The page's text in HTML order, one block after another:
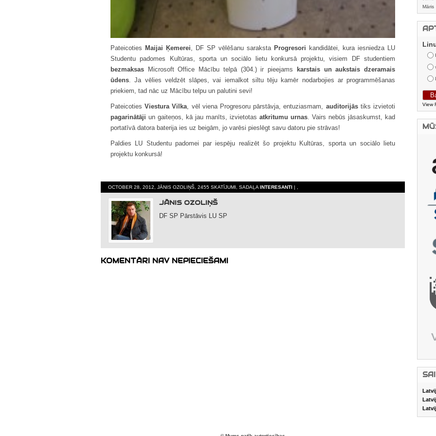
Pateicoties Maijai Ķemerei, DF SP vēlēšanu saraksta Progresori kandidātei, kura iesniedza LU
Studentu padomes Kultūras, sporta un sociālo lietu konkursā projektu, visiem DF studentiem
bezmaksas Microsoft Office Mācību telpā (304.) ir pieejams
karstais un aukstais dzeramais
ūdens. Ja vēlies veldzēt slāpes, vai iemalkot siltu tēju kamēr nodarbojies ar programmēšanas
priekiem, tad nāc uz Mācību telpu un palutini sevi!
PateicotiesViestura Vilka, vēl viena Progresoru pārstāvja, entuziasmam, auditorijāstiks izvietoti
pagarinātāji un gaiteņos, kā jau manīts, izvietotas atkritumu urnas. Vairs nebūs jāsaskumst, kad
portatīvā datora baterija ies uz beigām, jo varēsi pieslēgt savu datoru pie strāvas!
Paldies LU Studentu padomei par iespēju realizēt šo projektu Kultūras, sporta un sociālo lietu
projektu konkursā!
OCTOBER 28, 2012, JĀNIS OZOLIŅŠ, 2455 SKATĪJUMI, SADAĻA INTERESANTI | ,
JĀNIS OZOLIŅŠ
DF SP Pārstāvis LU SP
KOMENTĀRI NAV NEPIECIEŠAMI
Māris
View